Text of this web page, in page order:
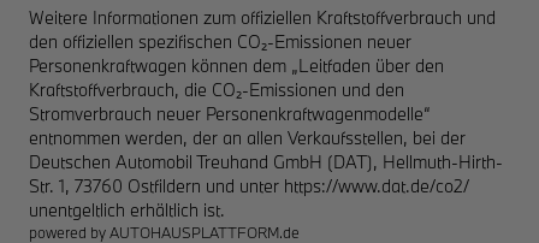
Weitere Informationen zum offiziellen Kraftstoffverbrauch und
den offiziellen spezifischen CO₂-Emissionen neuer
Personenkraftwagen können dem „Leitfaden über den
Kraftstoffverbrauch, die CO₂-Emissionen und den
Stromverbrauch neuer Personenkraftwagenmodelle“
entnommen werden, der an allen Verkaufsstellen, bei der
Deutschen Automobil Treuhand GmbH (DAT), Hellmuth-Hirth-
Str. 1, 73760 Ostfildern und unter https://www.dat.de/co2/
unentgeltlich erhältlich ist.
powered byAUTOHAUSPLATTFORM.de